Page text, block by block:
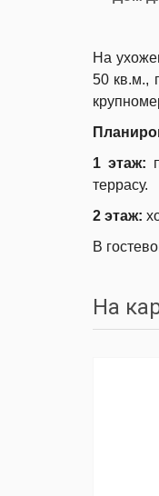
На
50 кв.м.,
1 этаж:
террасу.
2 этаж:
В
На